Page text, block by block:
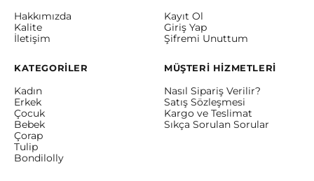
Hakkımızda
Kalite
İletişim
Kayıt Ol
Giriş Yap
Şifremi Unuttum
KATEGORİLER
Kadın
Erkek
Çocuk
Bebek
Çorap
Tulip
Bondilolly
MÜŞTERİ HİZMETLERİ
Nasıl Sipariş Verilir?
Satış Sözleşmesi
Kargo ve Teslimat
Sıkça Sorulan Sorular